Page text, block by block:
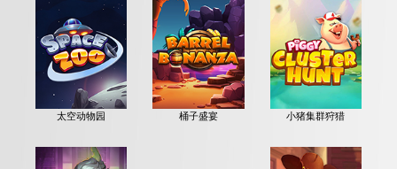
太空动物园 桶子盛宴 小猪集群狩猎